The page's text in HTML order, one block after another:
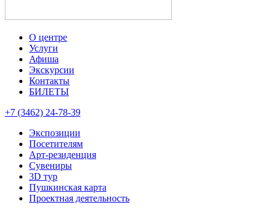
О центре
Услуги
Афиша
Экскурсии
Контакты
БИЛЕТЫ
+7 (3462) 24-78-39
Экспозиции
Посетителям
Арт-резиденция
Сувениры
3D тур
Пушкинская карта
Проектная деятельность